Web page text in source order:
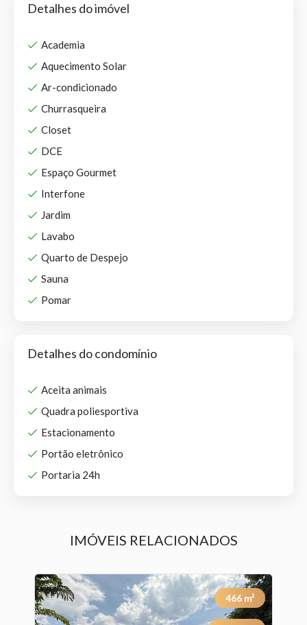
Detalhes do imóvel
Academia
Aquecimento Solar
Ar-condicionado
Churrasqueira
Closet
DCE
Espaço Gourmet
Interfone
Jardim
Lavabo
Quarto de Despejo
Sauna
Pomar
Detalhes do condomínio
Aceita animais
Quadra poliesportiva
Estacionamento
Portão eletrônico
Portaria 24h
IMÓVEIS RELACIONADOS
466 m²